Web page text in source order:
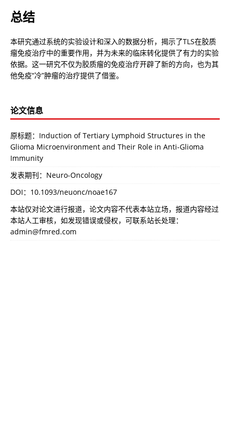
总结
本研究通过系统的实验设计和深入的数据分析，揭示了TLS在胶质
瘤免疫治疗中的重要作用，并为未来的临床转化提供了有力的实验
依据。这一研究不仅为胶质瘤的免疫治疗开辟了新的方向，也为其
他免疫“冷”肿瘤的治疗提供了借鉴。
论文信息
原标题：Induction of Tertiary Lymphoid Structures in the
Glioma Microenvironment and Their Role in Anti-Glioma
Immunity
发表期刊：Neuro-Oncology
DOI： 10.1093/neuonc/noae167
本站仅对论文进行报道，论文内容不代表本站立场，报道内容经过
本站人工审核，如发现错误或侵权，可联系站长处理：
admin@fmred.com